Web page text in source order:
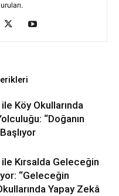
Köy Okullarında
“Doğanın
Kırsalda Geleceğin
“Geleceğin
Yapay Zekâ